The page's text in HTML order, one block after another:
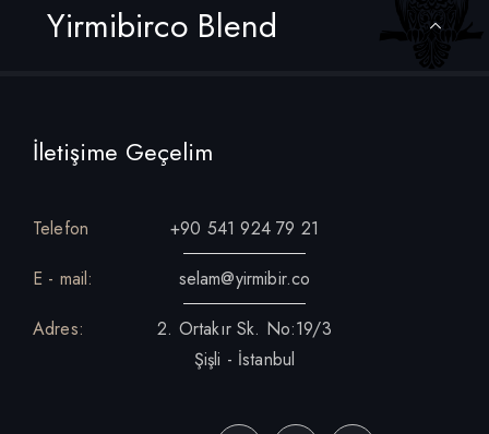
Yirmibirco Blend
İletişime Geçelim
Telefon
+90 541 924 79 21
E - mail:
selam@yirmibir.co
Adres:
2. Ortakır Sk. No:19/3
Şişli - İstanbul